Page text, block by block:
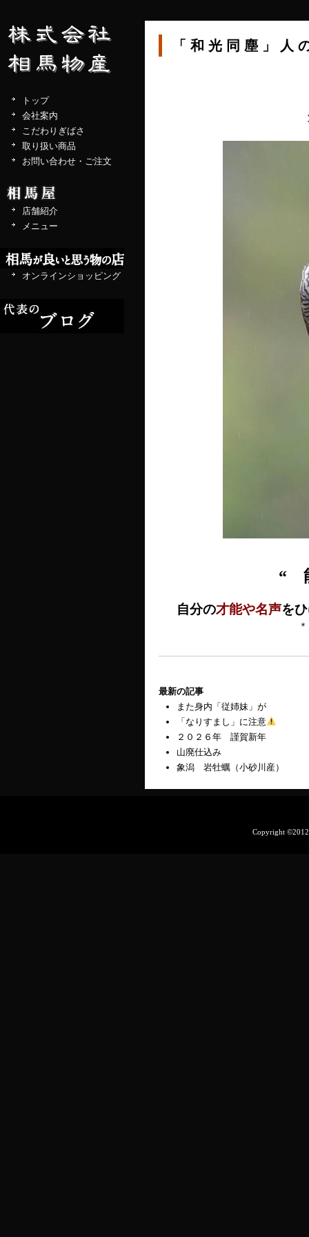
トップ
会社案内
こだわりぎばさ
取り扱い商品
お問い合わせ・ご注文
店舗紹介
メニュー
オンラインショッピング
「和光同塵」人
“
自分の才能や名声を
最新の記事
また身内「従姉妹」が
「なりすまし」に注意
２０２６年 謹賀新年
山廃仕込み
象潟 岩牡蠣（小砂川産）
Copyright